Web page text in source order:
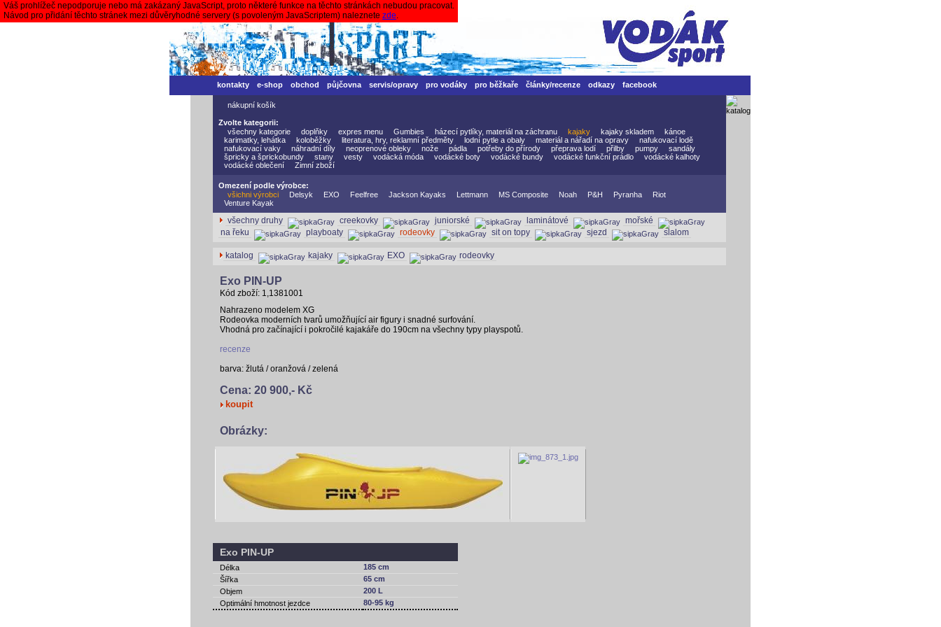
Váš prohlížeč nepodporuje nebo má zakázaný JavaScript, proto některé funkce na těchto stránkách nebudou pracovat.
Návod pro přidání těchto stránek mezi důvěryhodné servery (s povoleným JavaScriptem) naleznete zde.
kontakty e-shop obchod půjčovna servis/opravy pro vodáky pro běžkaře články/recenze odkazy facebook
nákupní košík
Zvolte kategorii:
všechny kategorie
doplňky expres menu Gumbies házecí pytlíky, materiál na záchranu kajaky kajaky skladem
kánoe
karimatky, lehátka
koloběžky literatura, hry, reklamní předměty lodní pytle a obaly materiál a nářadí na opravy
nafukovací lodě
nafukovací vaky
náhradní díly neoprenové obleky nože pádla potřeby do přírody přeprava lodí přilby pumpy
sandály
špricky a šprickobundy
stany vesty vodácká móda vodácké boty vodácké bundy vodácké funkční prádlo
vodácké kalhoty
vodácké oblečení
Zimní zboží
Omezení podle výrobce:
všichni výrobci
Delsyk EXO Feelfree Jackson Kayaks Lettmann MS Composite Noah P&H Pyranha
Riot
Venture Kayak
všechny druhy creekovky juniorské laminátové
mořské
na řeku
playboaty rodeovky sit on topy sjezd slalom
katalog kajaky EXO rodeovky
Exo PIN-UP
Kód zboží: 1,1381001
Nahrazeno modelem XG
Rodeovka moderních tvarů umožňující air figury i snadné surfování.
Vhodná pro začínající i pokročilé kajakáře do 190cm na všechny typy playspotů.
recenze
barva: žlutá / oranžová / zelená
Cena: 20 900,- Kč
koupit
Obrázky:
Exo PIN-UP
Délka
185 cm
Šířka
65 cm
Objem
200 L
Optimální hmotnost jezdce
80-95 kg